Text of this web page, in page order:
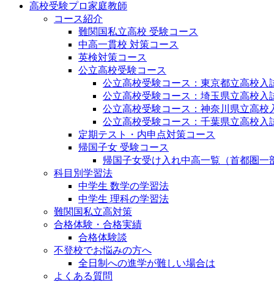
高校受験プロ家庭教師
コース紹介
難関国私立高校 受験コース
中高一貫校 対策コース
英検対策コース
公立高校受験コース
公立高校受験コース：東京都立高校入
公立高校受験コース：埼玉県立高校入
公立高校受験コース：神奈川県立高校
公立高校受験コース：千葉県立高校入
定期テスト・内申点対策コース
帰国子女 受験コース
帰国子女受け入れ中高一覧（首都圏一
科目別学習法
中学生 数学の学習法
中学生 理科の学習法
難関国私立高対策
合格体験・合格実績
合格体験談
不登校でお悩みの方へ
全日制への進学が難しい場合は
よくある質問